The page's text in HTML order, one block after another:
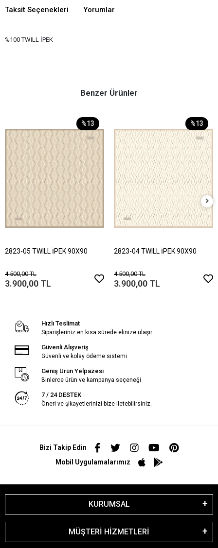
Taksit Seçenekleri Yorumlar
%100 TWILL İPEK
Benzer Ürünler
%13
2823-05 TWILL İPEK 90X90
4.500,00 TL
3.900,00 TL
%13
2823-04 TWILL İPEK 90X90
4.500,00 TL
3.900,00 TL
Hızlı Teslimat
Siparişleriniz en kısa sürede elinize ulaşır.
Güvenli Alışveriş
Güvenli ve kolay ödeme sistemi
Geniş Ürün Yelpazesi
Binlerce ürün ve kampanya seçeneği
7 / 24 DESTEK
Öneri ve şikayetlerinizi bize iletebilirsiniz.
Bizi Takip Edin
Mobil Uygulamalarımız
KURUMSAL
MÜŞTERİ HİZMETLERİ